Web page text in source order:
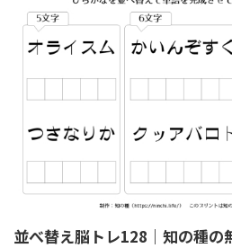
並べ替え脳トレ128｜知の種の